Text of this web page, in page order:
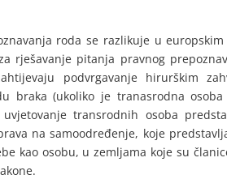
roda se razlikuje u
rješavanje pitanja pravnog
podvrgavanje hirurškim
braka (ukoliko je tranasrodna
transrodnih osoba
na samoodređenje, koje
kao osobu, u zemljama koje su